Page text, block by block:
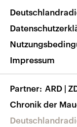
Frequenzen
Musikliste
RSS
Impressum
Partner ARD |
Chronik der